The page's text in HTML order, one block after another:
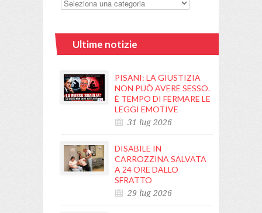
Ultime notizie
PISANI: LA GIUSTIZIA
NON PUÒ AVERE SESSO.
È TEMPO DI FERMARE LE
LEGGI EMOTIVE
31 lug 2026
DISABILE IN
CARROZZINA SALVATA
A 24 ORE DALLO
SFRATTO
29 lug 2026